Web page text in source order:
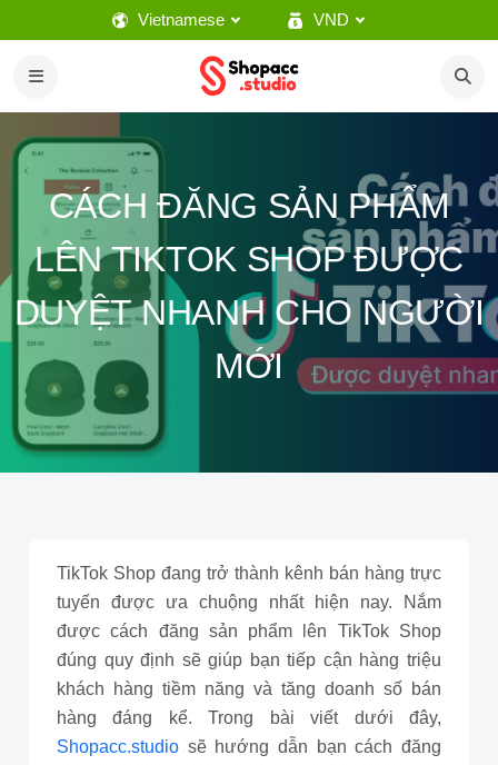
Vietnamese VND
CÁCH ĐĂNG SẢN PHẨM
LÊN TIKTOK SHOP ĐƯỢC
DUYỆT NHANH CHO NGƯỜI
MỚI
TikTok Shop đang trở thành kênh bán hàng trực
tuyến được ưa chuộng nhất hiện nay. Nắm
được cách đăng sản phẩm lên TikTok Shop
đúng quy định sẽ giúp bạn tiếp cận hàng triệu
khách hàng tiềm năng và tăng doanh số bán
hàng đáng kể. Trong bài viết dưới đây,
Shopacc.studio sẽ hướng dẫn bạn cách đăng